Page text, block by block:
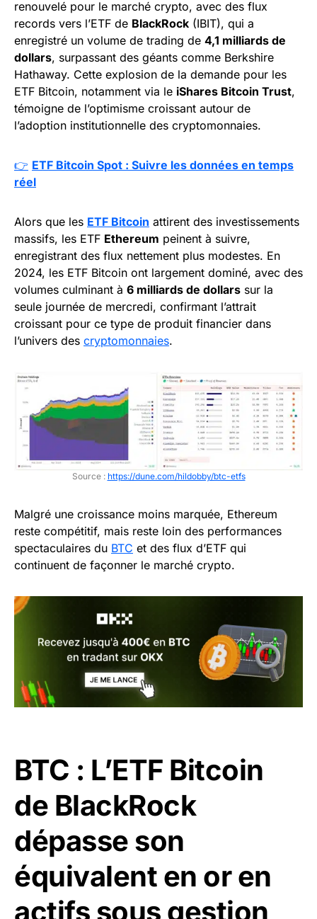
renouvelé pour le marché crypto, avec des flux
records vers l’ETF de BlackRock (IBIT), qui a
enregistré un volume de trading de 4,1 milliards de
dollars, surpassant des géants comme Berkshire
Hathaway. Cette explosion de la demande pour les
ETF Bitcoin, notamment via le iShares Bitcoin Trust,
témoigne de l’optimisme croissant autour de
l’adoption institutionnelle des cryptomonnaies.
👉 ETF Bitcoin Spot : Suivre les données en temps
réel
Alors que les ETF Bitcoin attirent des investissements
massifs, les ETF Ethereum peinent à suivre,
enregistrant des flux nettement plus modestes. En
2024, les ETF Bitcoin ont largement dominé, avec des
volumes culminant à 6 milliards de dollars sur la
seule journée de mercredi, confirmant l’attrait
croissant pour ce type de produit financier dans
l’univers des cryptomonnaies.
Source : https://dune.com/hildobby/btc-etfs
Malgré une croissance moins marquée, Ethereum
reste compétitif, mais reste loin des performances
spectaculaires du BTC et des flux d’ETF qui
continuent de façonner le marché crypto.
BTC : L’ETF Bitcoin
de BlackRock
dépasse son
équivalent en or en
actifs sous gestion